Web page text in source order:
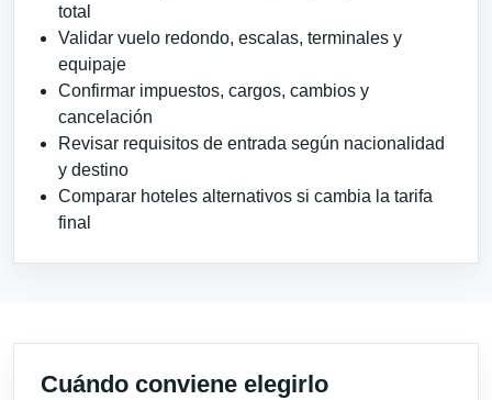
total
Validar vuelo redondo, escalas, terminales y
equipaje
Confirmar impuestos, cargos, cambios y
cancelación
Revisar requisitos de entrada según nacionalidad
y destino
Comparar hoteles alternativos si cambia la tarifa
final
Cuándo conviene elegirlo